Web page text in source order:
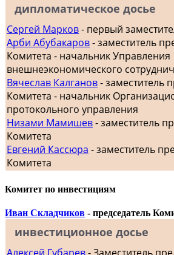
дипломатическое досье
Сергей Марков- первый
Арби Абубакаров- заместитель
Комитета - начальник Управления
внешнеэкономического
Вячеслав Калганов- заместитель
Комитета - начальник
протокольного управления
Низами Мамишев- заместитель
Комитета
Евгений Кассюра - заместитель
Комитета
Комитет по инвестициям
Иван Складчиков - председатель
инвестиционное досье